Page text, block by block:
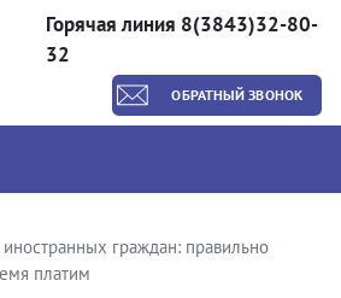
Горячая линия 8(3843)32-80-
32
ОБРАТНЫЙ ЗВОНОК
граждан: правильно
платим